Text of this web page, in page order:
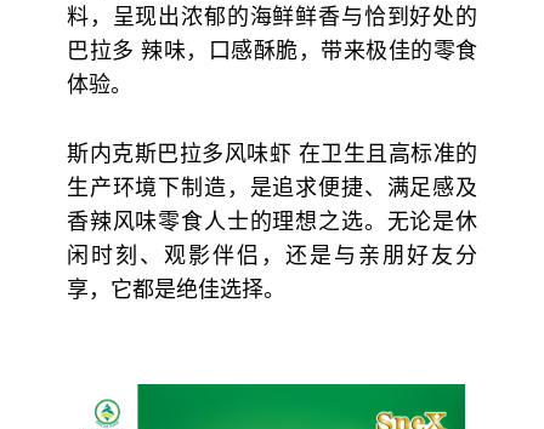
料，呈现出浓郁的海鲜鲜香与恰到好处的
巴拉多 辣味，口感酥脆，带来极佳的零食
体验。
斯内克斯巴拉多风味虾 在卫生且高标准的
生产环境下制造，是追求便捷、满足感及
香辣风味零食人士的理想之选。无论是休
闲时刻、观影伴侣，还是与亲朋好友分
享，它都是绝佳选择。